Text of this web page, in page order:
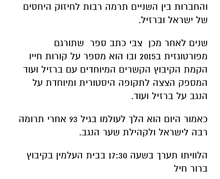
והחברות בין השניים תרמה רבות לחיזוק היחסים
של ישראל וברזיל.
שנים לאחר מכן צבי כתב ספר שתורגם
מפורטוגזית ב2015 ובו הוא מספר על קורות חייו
הקמת הקיבוץ הקשרים המיוחדים עם ברזיל ועוד
המספק הצצה לתקופה היסטורית ומיוחדת על
הנגב על ברזיל ועוד.
כאמור היום הוא הלך לעולמו בגיל 93 אחרי תרומה
רבה לישראל ולקהילת שער הנגב.
הלוויתו תערך בשעה 17:30 בבית העלמין בקיבוץ
ברור חיל